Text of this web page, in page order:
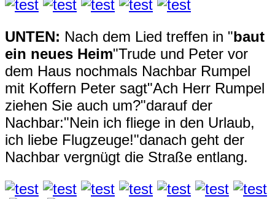
UNTEN: Nach dem Lied treffen in "baut
ein neues Heim"Trude und Peter vor
dem Haus nochmals Nachbar Rumpel
mit Koffern Peter sagt"Ach Herr Rumpel
ziehen Sie auch um?"darauf der
Nachbar:"Nein ich fliege in den Urlaub,
ich liebe Flugzeuge!"danach geht der
Nachbar vergnügt die Straße entlang.